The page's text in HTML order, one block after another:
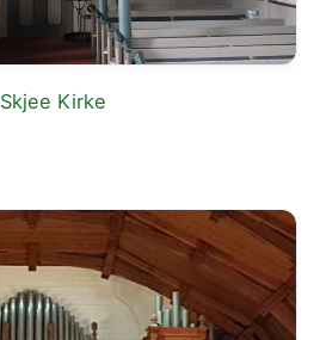
Skjee Kirke